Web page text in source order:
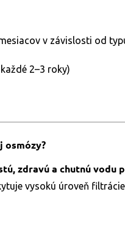
v závislosti od
2–3 roky)
osmózy?
zdravú a chutnú vodu
vysokú úroveň